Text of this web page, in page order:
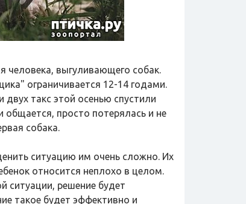
человека, выгуливающего собак.
ограничивается 12-14 годами.
такс этой осенью спустили
общается, просто потерялась и не
собака.
ситуацию им очень сложно. Их
относится неплохо в целом.
ситуации, решение будет
такое будет эффективно и